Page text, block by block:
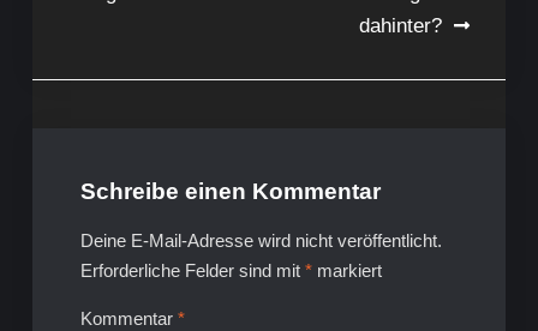
dahinter?
Schreibe einen Kommentar
Deine E-Mail-Adresse wird nicht veröffentlicht.
Erforderliche Felder sind mit *markiert
Kommentar *